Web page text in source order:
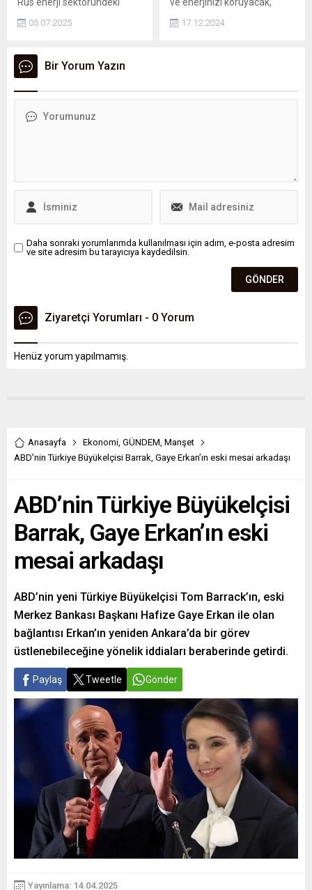
halka daha ekledi. Transneft
Badalov, pencereden
düşerek hayatını kaybetti.
05.07.2025
ve ferah bir hale getirecek,
17.12.2024
Bir Yorum Yazın
Daha sonraki yorumlarımda kullanılması için adım, e-posta adresim
ve site adresim bu tarayıcıya kaydedilsin.
Ziyaretçi Yorumları - 0 Yorum
Henüz yorum yapılmamış.
Anasayfa Ekonomi, GÜNDEM, Manşet
ABD’nin Türkiye Büyükelçisi Barrak, Gaye Erkan’ın eski mesai arkadaşı
ABD’nin Türkiye Büyükelçisi
Barrak, Gaye Erkan’ın eski
mesai arkadaşı
ABD’nin yeni Türkiye Büyükelçisi Tom Barrack’ın, eski
Merkez Bankası Başkanı Hafize Gaye Erkan ile olan
bağlantısı Erkan’ın yeniden Ankara’da bir görev
üstlenebileceğine yönelik iddiaları beraberinde getirdi.
Paylaş Tweetle Gönder
Yayınlama: 14.04.2025